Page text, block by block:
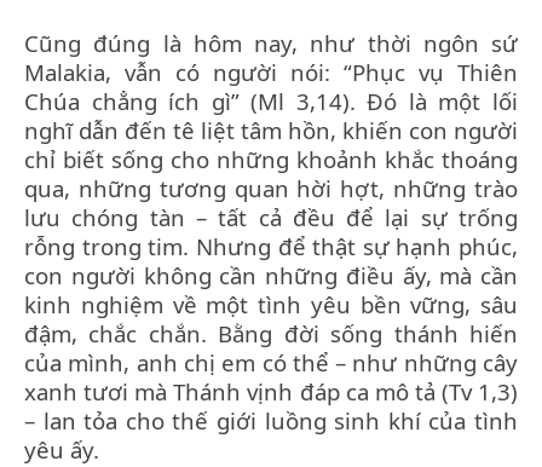
Cũng đúng là hôm nay, như thời ngôn sứ
Malakia, vẫn có người nói: “Phục vụ Thiên
Chúa chẳng ích gì” (Ml 3,14). Đó là một lối
nghĩ dẫn đến tê liệt tâm hồn, khiến con người
chỉ biết sống cho những khoảnh khắc thoáng
qua, những tương quan hời hợt, những trào
lưu chóng tàn – tất cả đều để lại sự trống
rỗng trong tim. Nhưng để thật sự hạnh phúc,
con người không cần những điều ấy, mà cần
kinh nghiệm về một tình yêu bền vững, sâu
đậm, chắc chắn. Bằng đời sống thánh hiến
của mình, anh chị em có thể – như những cây
xanh tươi mà Thánh vịnh đáp ca mô tả (Tv 1,3)
– lan tỏa cho thế giới luồng sinh khí của tình
yêu ấy.